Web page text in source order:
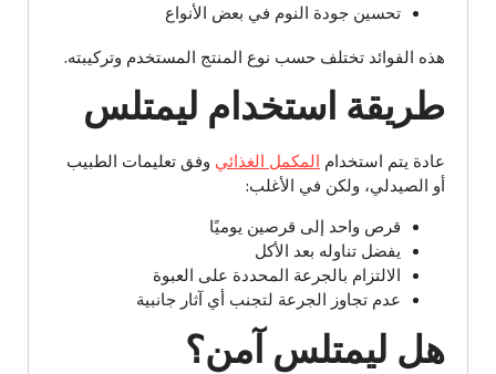
تحسين جودة النوم في بعض الأنواع
هذه الفوائد تختلف حسب نوع المنتج المستخدم وتركيبته.
طريقة استخدام ليمتلس
عادة يتم استخدام المكمل الغذائي وفق تعليمات الطبيب
أو الصيدلي، ولكن في الأغلب:
قرص واحد إلى قرصين يوميًا
يفضل تناوله بعد الأكل
الالتزام بالجرعة المحددة على العبوة
عدم تجاوز الجرعة لتجنب أي آثار جانبية
هل ليمتلس آمن؟